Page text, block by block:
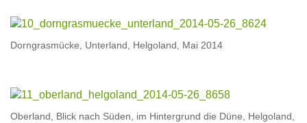
Dorngrasmücke, Unterland, Helgoland, Mai 2014
Oberland, Blick nach Süden, im Hintergrund die Düne, Helgoland,